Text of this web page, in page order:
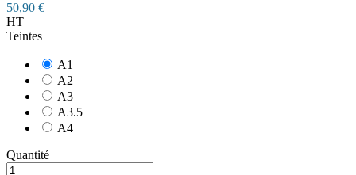
50,90 €
HT
Teintes
A1
A2
A3
A3.5
A4
Quantité